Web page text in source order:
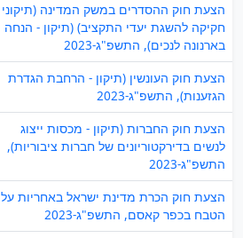
הצעת חוק ההסדרים במשק המדינה (תיקוני
חקיקה להשגת יעדי התקציב) (תיקון - הנחה
בארנונה לנכים), התשפ"ג-2023
הצעת חוק העונשין (תיקון - הרחבת הגדרת
הגזענות), התשפ"ג-2023
הצעת חוק החברות (תיקון - מכסות ייצוג
לנשים בדירקטוריונים של חברות ציבוריות),
התשפ"ג-2023
הצעת חוק הכרת מדינת ישראל באחריות על
הטבח בכפר קאסם, התשפ"ג-2023